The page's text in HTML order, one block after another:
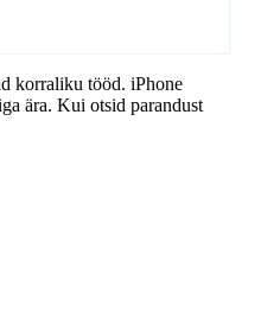
korraliku tööd. iPhone
ära. Kui otsid parandust